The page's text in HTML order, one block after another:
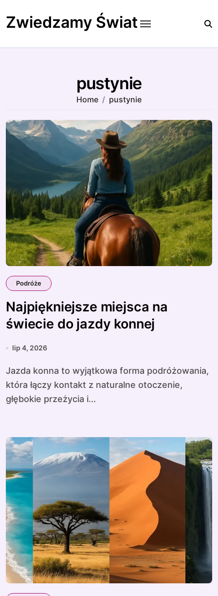
to
content
Zwiedzamy Świat
pustynie
Home pustynie
Podróże
Najpiękniejsze miejsca na
świecie do jazdy konnej
lip 4, 2026
Jazda konna to wyjątkowa forma podróżowania,
która łączy kontakt z naturalne otoczenie,
głębokie przeżycia i...